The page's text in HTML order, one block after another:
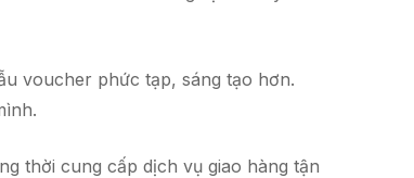
voucher phức tạp, sáng tạo hơn.
thời cung cấp dịch vụ giao hàng tận